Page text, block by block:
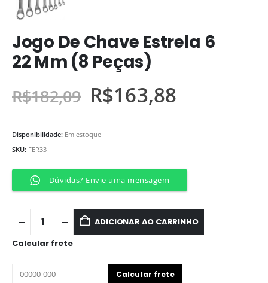
Jogo De Chave Estrela 6
22 Mm (8 Peças)
R$182,09 R$163,88
Disponibilidade: Em estoque
SKU: FER33
Dúvidas? Envie uma mensagem
ADICIONAR AO CARRINHO
Calcular frete